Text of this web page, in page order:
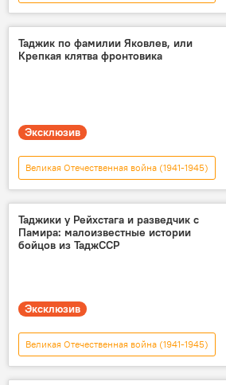
Таджикистан
Видео
9 мая - День Победы в Великой
81-летие Победы в Великой Отечественной
Таджик по фамилии Яковлев, или
Крепкая клятва фронтовика
Эксклюзив
Великая Отечественная война (1941-1945)
9 мая - День Победы в Великой
81-летие Победы в Великой Отечественной
Таджикистан
Таджики у Рейхстага и разведчик с
Памира: малоизвестные истории
бойцов из ТаджССР
Эксклюзив
Великая Отечественная война (1941-1945)
81-летие Победы в Великой Отечественной